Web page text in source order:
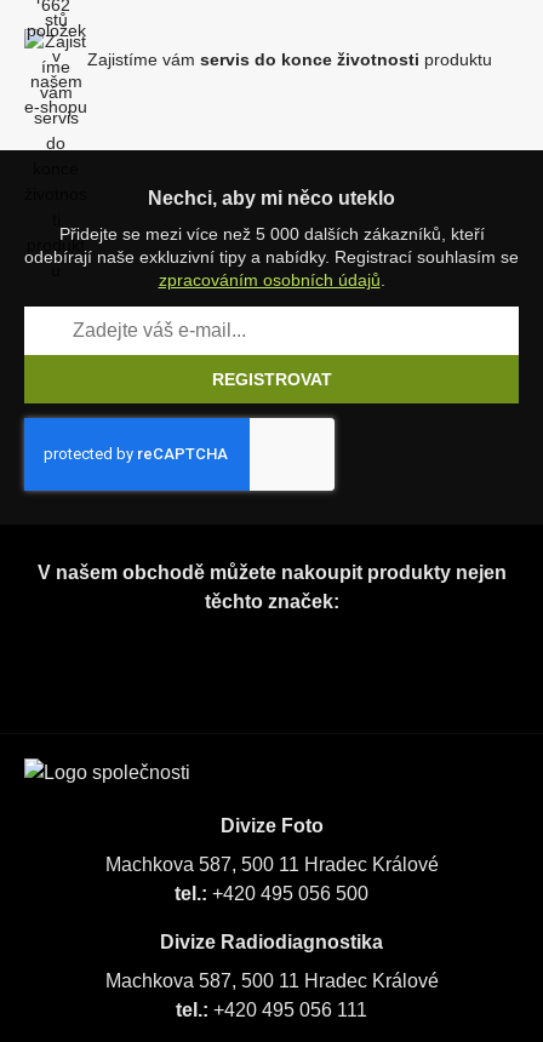
Zajistíme vám servis do konce životnosti produktu
Nechci, aby mi něco uteklo
Přidejte se mezi více než 5 000 dalších zákazníků, kteří
odebírají naše exkluzivní tipy a nabídky. Registrací souhlasím se
zpracováním osobních údajů
REGISTROVAT
V našem obchodě můžete nakoupit produkty nejen
těchto značek:
Divize Foto
Machkova 587, 500 11 Hradec Králové
tel.: +420 495 056 500
Divize Radiodiagnostika
Machkova 587, 500 11 Hradec Králové
tel.: +420 495 056 111